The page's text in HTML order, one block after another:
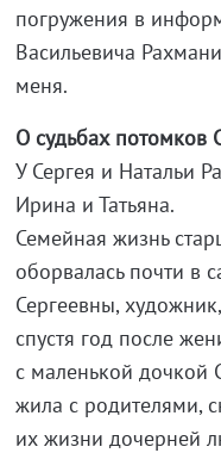
погружения в
Васильевича
меня.
О судьбах потомков
У Сергея и Натальи
Ирина и Татьяна.
Семейная жизнь
оборвалась почти в
Сергеевны,
спустя год после
с маленькой дочкой
жила с родителями,
их жизни дочерней